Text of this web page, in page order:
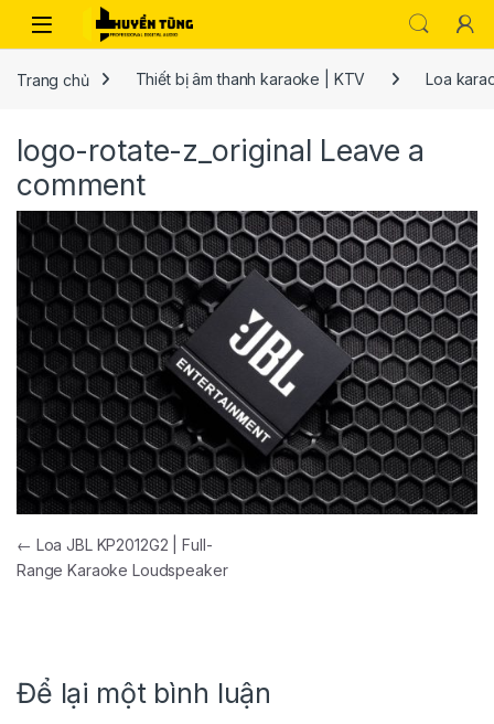
Trang chủ Thiết bị âm thanh karaoke | KTV Loa
logo-rotate-z_original Leave a
comment
← Loa JBL KP2012G2 | Full-
Range Karaoke Loudspeaker
Để lại một bình luận